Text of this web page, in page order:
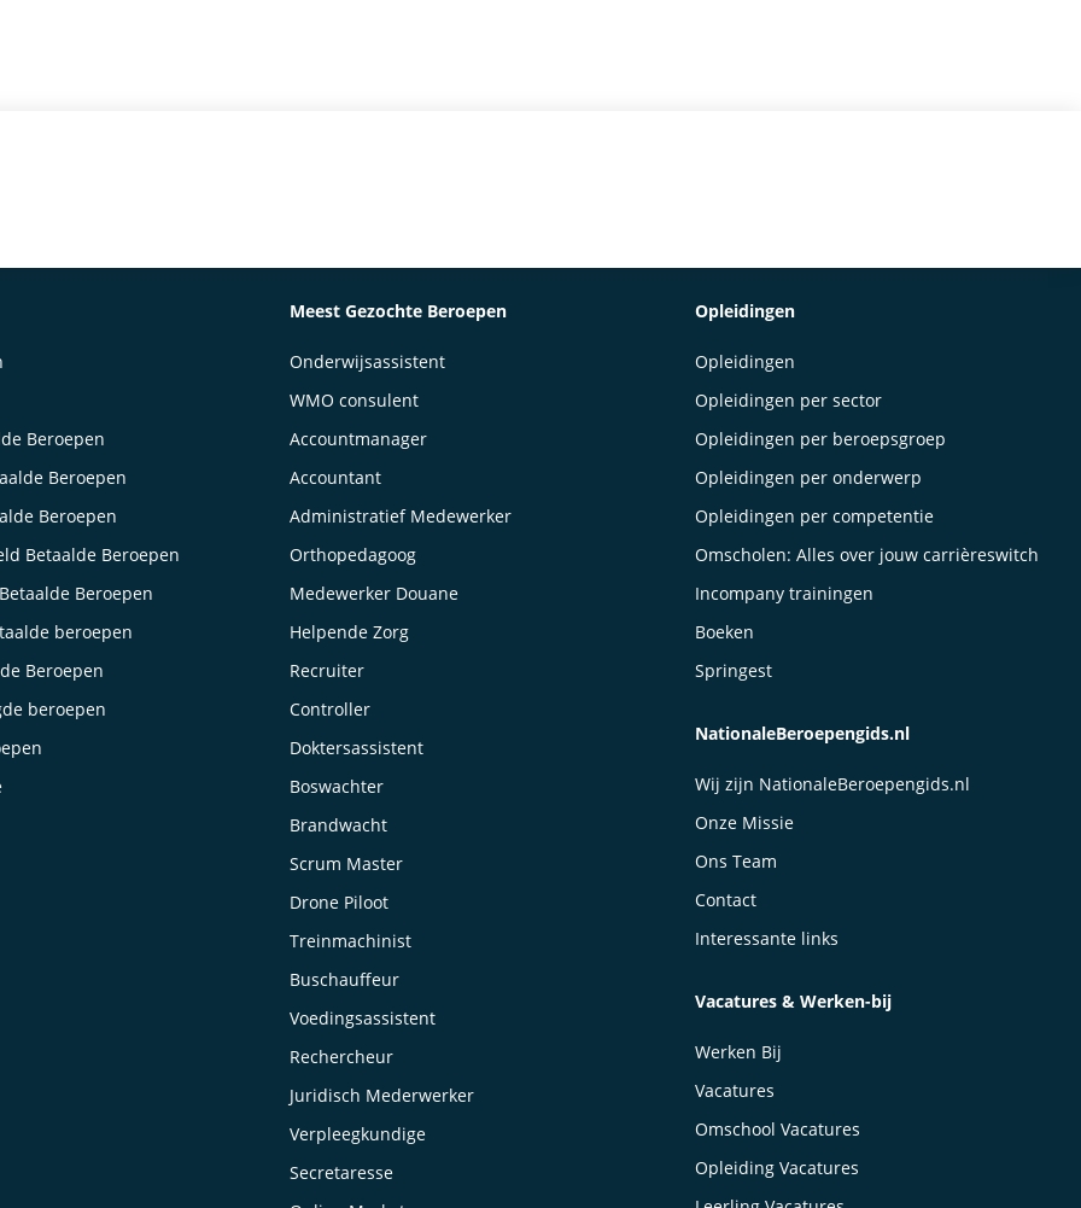
Beroepen
Beroepen
Beroepen
Betaalde Beroepen
Beroepen
beroepen
Beroepen
beroepen
Meest Gezochte Beroepen
Onderwijsassistent
WMO consulent
Accountmanager
Accountant
Administratief Medewerker
Orthopedagoog
Medewerker Douane
Helpende Zorg
Recruiter
Controller
Doktersassistent
Boswachter
Brandwacht
Scrum Master
Drone Piloot
Treinmachinist
Buschauffeur
Voedingsassistent
Rechercheur
Juridisch Mederwerker
Verpleegkundige
Secretaresse
Opleidingen
Opleidingen
Opleidingen per sector
Opleidingen per beroepsgroep
Opleidingen per onderwerp
Opleidingen per competentie
Omscholen: Alles over jouw carrièreswitch
Incompany trainingen
Boeken
Springest
NationaleBeroepengids.nl
Wij zijn NationaleBeroepengids.nl
Onze Missie
Ons Team
Contact
Interessante links
Vacatures & Werken-bij
Werken Bij
Vacatures
Omschool Vacatures
Opleiding Vacatures